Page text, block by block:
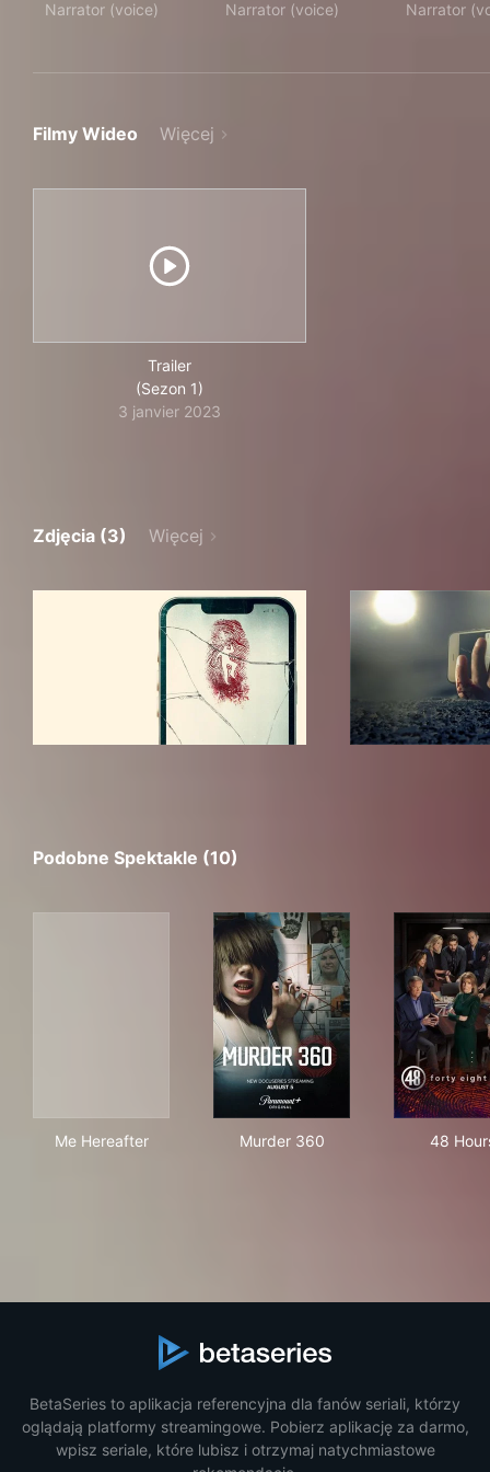
Narrator (voice)
Narrator (voice)
Narrator
Filmy Wideo Więcej
Trailer
(Sezon 1)
3 janvier 2023
Zdjęcia (3) Więcej
Podobne Spektakle (10)
Me Hereafter Murder 360 48
BetaSeries to aplikacja referencyjna dla fanów seriali, którzy
oglądają platformy streamingowe. Pobierz aplikację za darmo,
wpisz seriale, które lubisz i otrzymaj natychmiastowe